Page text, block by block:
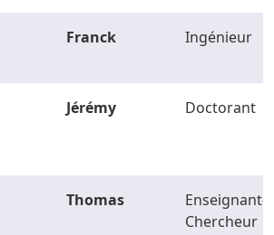
Franck Ingénieur
Jérémy Doctorant
Thomas
Enseignant-
Chercheur